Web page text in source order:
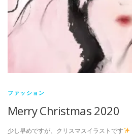
ファッション
Merry Christmas 2020
少し早めですが、クリスマスイラストです